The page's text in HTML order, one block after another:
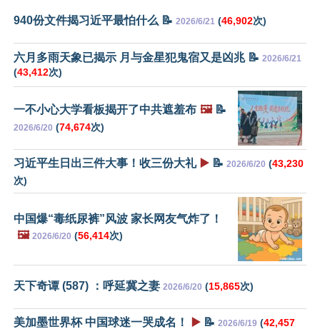
940份文件揭习近平最怕什么 📝 2026/6/21 (46,902次)
六月多雨天象已揭示 月与金星犯鬼宿又是凶兆 📝 2026/6/21
(43,412次)
一不小心大学看板揭开了中共遮羞布 🖼️📝
2026/6/20 (74,674次)
习近平生日出三件大事！收三份大礼 ▶️ 📝 2026/6/20 (43,230
次)
中国爆“毒纸尿裤”风波 家长网友气炸了！
🖼️ 2026/6/20 (56,414次)
天下奇谭 (587) ：呼延冀之妻 2026/6/20 (15,865次)
美加墨世界杯 中国球迷一哭成名！ ▶️ 📝 2026/6/19 (42,457